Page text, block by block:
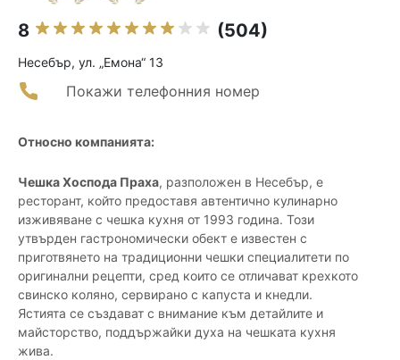
8 (504)
Несебър, ул. „Емона“ 13
Покажи телефонния номер
Относно компанията:
Чешка Хоспода Праха, разположен в Несебър, е
ресторант, който предоставя автентично кулинарно
изживяване с чешка кухня от 1993 година. Този
утвърден гастрономически обект е известен с
приготвянето на традиционни чешки специалитети по
оригинални рецепти, сред които се отличават крехкото
свинско коляно, сервирано с капуста и кнедли.
Ястията се създават с внимание към детайлите и
майсторство, поддържайки духа на чешката кухня
жива.